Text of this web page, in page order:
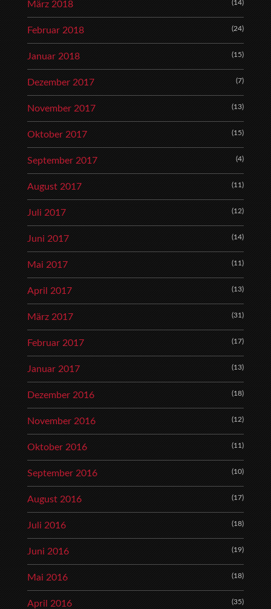
März 2018 (14)
Februar 2018 (24)
Januar 2018 (15)
Dezember 2017 (7)
November 2017 (13)
Oktober 2017 (15)
September 2017 (4)
August 2017 (11)
Juli 2017 (12)
Juni 2017 (14)
Mai 2017 (11)
April 2017 (13)
März 2017 (31)
Februar 2017 (17)
Januar 2017 (13)
Dezember 2016 (18)
November 2016 (12)
Oktober 2016 (11)
September 2016 (10)
August 2016 (17)
Juli 2016 (18)
Juni 2016 (19)
Mai 2016 (18)
April 2016 (35)